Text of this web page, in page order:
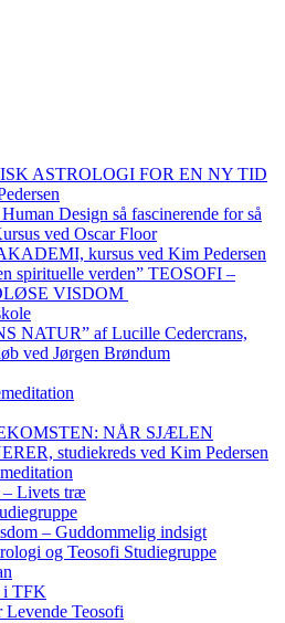
ASTROLOGI FOR EN NY TID
Design så fascinerende for så
ved Oscar Floor
kursus ved Kim Pedersen
spirituelle verden” TEOSOFI –
VISDOM
NATUR” af Lucille Cedercrans,
ved Jørgen Brøndum
NÅR SJÆLEN
studiekreds ved Kim Pedersen
– Livets træ
– Guddommelig indsigt
og Teosofi Studiegruppe
i TFK
Levende Teosofi